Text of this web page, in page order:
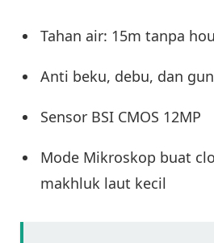
Tahan air: 15m tanpa
Anti beku, debu, dan
Sensor BSI CMOS 12MP
Mode Mikroskop buat
makhluk laut kecil